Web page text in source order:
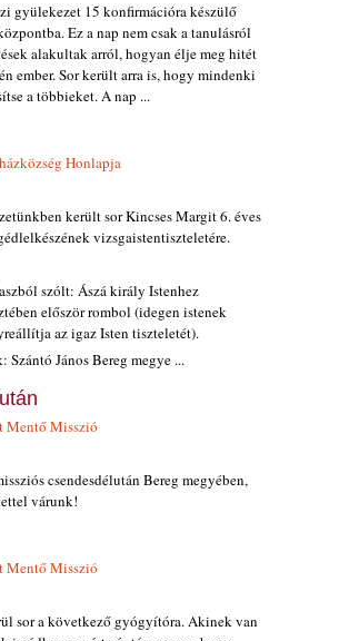
gyülekezet 15 konfirmációra készülő
Ez a nap nem csak a tanulásról
alakultak arról, hogyan élje meg hitét
ember. Sor került arra is, hogy mindenki
a többieket. A nap ...
Honlapja
került sor Kincses Margit 6. éves
vizsgaistentiszteletére.
szólt: Ászá király Istenhez
először rombol (idegen istenek
az igaz Isten tiszteletét).
János Bereg megye ...
Mentő Misszió
csendesdélután Bereg megyében,
várunk!
Mentő Misszió
sor a következő gyógyítóra. Akinek van